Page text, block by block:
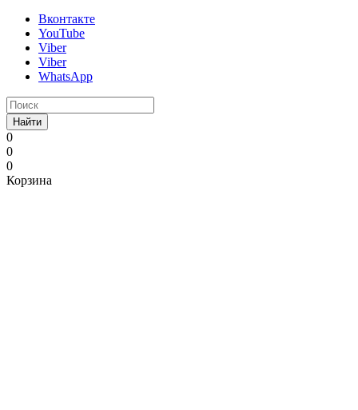
Вконтакте
YouTube
Viber
Viber
WhatsApp
Найти
0
0
0
Корзина